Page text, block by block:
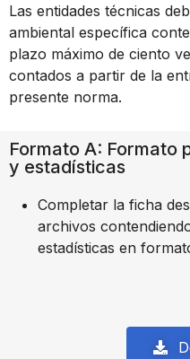
Las entidades técnicas
ambiental específica
plazo máximo de ciento
contados a partir de la
presente norma.
Formato A: Formato
y estadísticas
Completar la ficha
archivos
estadísticas en